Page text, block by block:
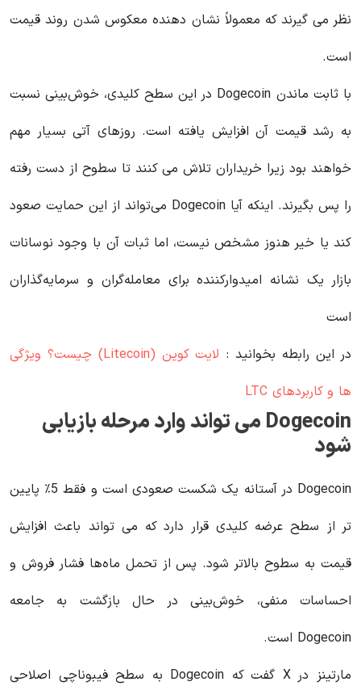
نظر می گیرند که معمولاً نشان دهنده معکوس شدن روند قیمت
است.
با ثابت ماندن Dogecoin در این سطح کلیدی، خوش‌بینی نسبت
به رشد قیمت آن افزایش یافته است. روزهای آتی بسیار مهم
خواهند بود زیرا خریداران تلاش می کنند تا سطوح از دست رفته
را پس بگیرند. اینکه آیا Dogecoin می‌تواند از این حمایت صعود
کند یا خیر هنوز مشخص نیست، اما ثبات آن با وجود نوسانات
بازار یک نشانه امیدوارکننده برای معامله‌گران و سرمایه‌گذاران
است
در این رابطه بخوانید‌ :
لایت کوین (Litecoin) چیست؟ ویژگی
ها و کاربردهای LTC
Dogecoin می تواند وارد مرحله بازیابی
شود
Dogecoin در آستانه یک شکست صعودی است و فقط 5٪ پایین
تر از سطح عرضه کلیدی قرار دارد که می تواند باعث افزایش
قیمت به سطوح بالاتر شود. پس از تحمل ماه‌ها فشار فروش و
احساسات منفی، خوش‌بینی در حال بازگشت به جامعه
Dogecoin است.
مارتینز در X گفت که Dogecoin به سطح فیبوناچی اصلاحی